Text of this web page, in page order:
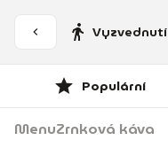
Vyzvednutí
Populární
MenuZrnková káva